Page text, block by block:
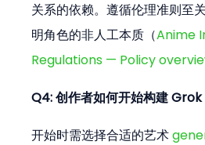
关系的依赖。遵循伦理准则至
明角色的非人工本质（Anime
Regulations — Policy
Q4: 创作者如何开始构建 Grok
开始时需选择合适的艺术